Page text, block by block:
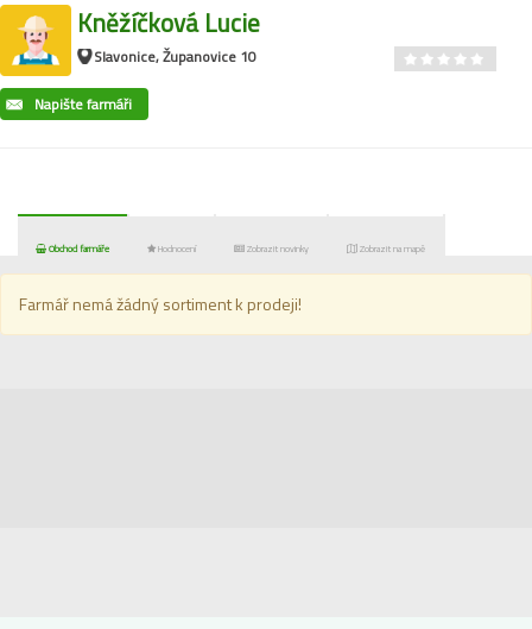
Kněžíčková Lucie
Slavonice, Županovice 10
Napište farmáři
Obchod farmáře Hodnocení Zobrazit novinky Zobrazit na mapě
Farmář nemá žádný sortiment k prodeji!